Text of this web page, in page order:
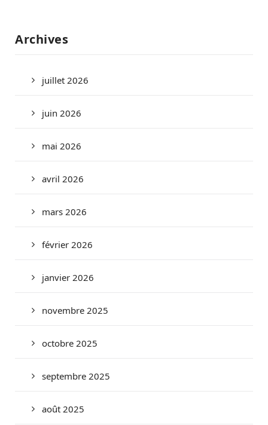
Archives
juillet 2026
juin 2026
mai 2026
avril 2026
mars 2026
février 2026
janvier 2026
novembre 2025
octobre 2025
septembre 2025
août 2025